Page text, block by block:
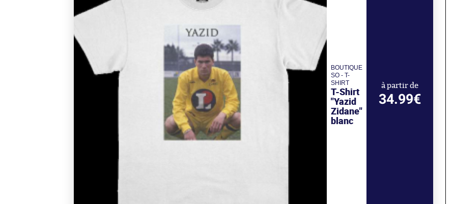
BOUTIQUE
SO - T-
SHIRT
T-Shirt
"Yazid
Zidane"
blanc
à partir de
34.99€